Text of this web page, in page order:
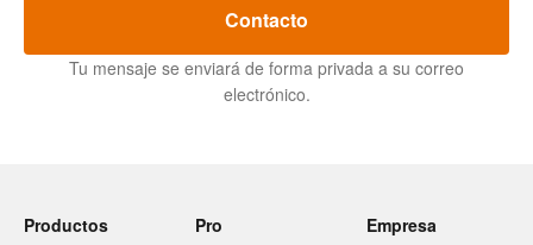
Contacto
Tu mensaje se enviará de forma privada a su correo
electrónico.
Productos
Pro
Empresa